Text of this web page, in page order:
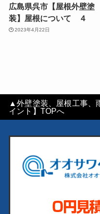
広島県呉市【屋根外壁塗
装】屋根について ４
2023年4月22日
▲外壁塗装、屋根工事、
イント】TOPへ